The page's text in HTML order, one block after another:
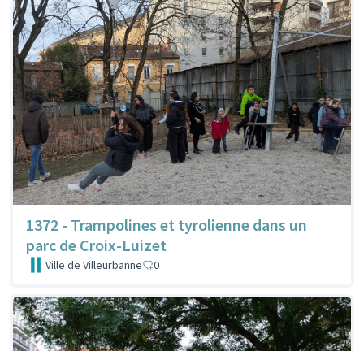
1372 - Trampolines et tyrolienne dans un
parc de Croix-Luizet
Ville de Villeurbanne 0